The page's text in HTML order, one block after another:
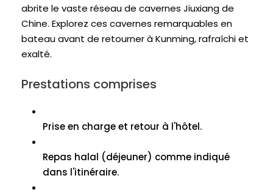
abrite le vaste réseau de cavernes Jiuxiang de
Chine. Explorez ces cavernes remarquables en
bateau avant de retourner à Kunming, rafraîchi et
exalté.
Prestations comprises
Prise en charge et retour à l'hôtel.
Repas halal (déjeuner) comme indiqué
dans l'itinéraire.